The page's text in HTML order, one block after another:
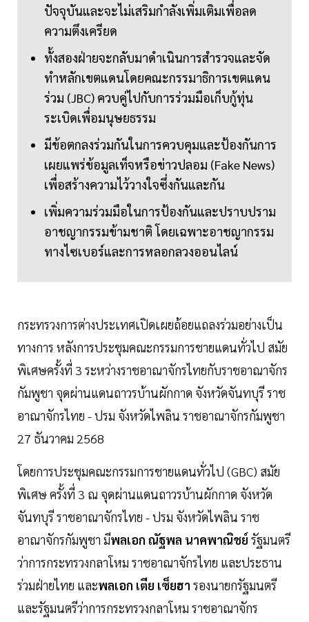
ปัจจุบันและจะไม่เสริมกำลังเพิ่มเติมเพื่อลด
ความตึงเครียด
ทั้งสองฝ่ายจะกลับมาดำเนินการสำรวจและจัด
ทำหลักเขตแดนโดยคณะกรรมาธิการเขตแดน
ร่วม (JBC) ควบคู่ไปกับการร่วมมือเก็บกู้ทุ่น
ระเบิดเพื่อมนุษยธรรม
มีข้อตกลงร่วมกันในการควบคุมและป้องกันการ
เผยแพร่ข้อมูลเท็จหรือข่าวปลอม (Fake News)
เพื่อสร้างความไว้วางใจซึ่งกันและกัน
เพิ่มความร่วมมือในการป้องกันและปราบปราม
อาชญากรรมข้ามชาติ โดยเฉพาะอาชญากรรม
ทางไซเบอร์และการหลอกลวงออนไลน์
กระทรวงการต่างประเทศเปิดเผยถ้อยแถลงร่วมอย่างเป็น
ทางการ หลังการประชุมคณะกรรมการชายแดนทั่วไป สมัย
พิเศษครั้งที่ 3 ระหว่างราชอาณาจักรไทยกับราชอาณาจักร
กัมพูชา จุดผ่านแดนถาวรบ้านผักกาด จังหวัดจันทบุรี ราช
อาณาจักรไทย - ปรม จังหวัดไพลิน ราชอาณาจักรกัมพูชา
27 ธันวาคม 2568
โดยการประชุมคณะกรรมการชายแดนทั่วไป (GBC) สมัย
พิเศษ ครั้งที่ 3 ณ จุดผ่านแดนถาวรบ้านผักกาด จังหวัด
จันทบุรี ราชอาณาจักรไทย - ปรม จังหวัดไพลิน ราช
อาณาจักรกัมพูชา มีพลเอก ณัฐพล นาคพาณิชย์ รัฐมนตรี
ว่าการกระทรวงกลาโหม ราชอาณาจักรไทย และประธาน
ร่วมฝ่ายไทย และพลเอก เตีย เซ็ยฮา รองนายกรัฐมนตรี
และรัฐมนตรีว่าการกระทรวงกลาโหม ราชอาณาจักร